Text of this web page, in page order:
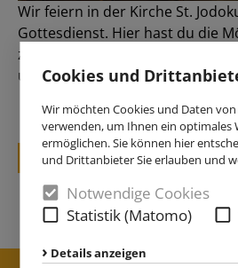
Cookies und
Wir möchten Cookies und Daten
verwenden, um Ihnen ein optimales
ermöglichen. Sie können hier
und Drittanbieter Sie erlauben und
Notwendige Cookies
Statistik (Matomo)
Details anzeigen
Wir feiern in der Kirche St.
Gottesdienst. Hier hast du die
zu kommen, deinen Tag in Stille
und Gemeinschaft zu erfahren.
zurück